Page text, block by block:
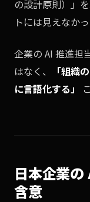
の設計原則）」
トには見えなかっ
企業の AI 推進担
はなく、
「組織
に言語化する」
日本企業
含意